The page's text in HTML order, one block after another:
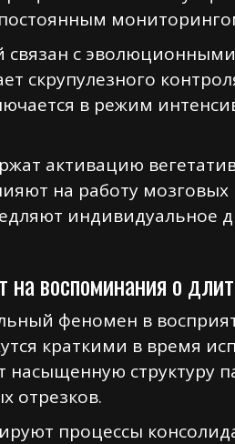
с
скрупулезного
в режим
активацию
на работу
индивидуальное
воспоминания о
феномен в
краткими в время
структуру
отрезков.
процессы